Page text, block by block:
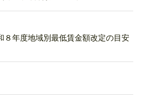
８年度地域別最低賃金額改定の目安